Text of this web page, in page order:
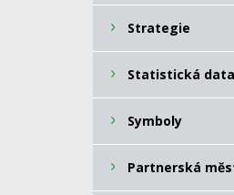
Strategie
Statistická data
Symboly
Partnerská